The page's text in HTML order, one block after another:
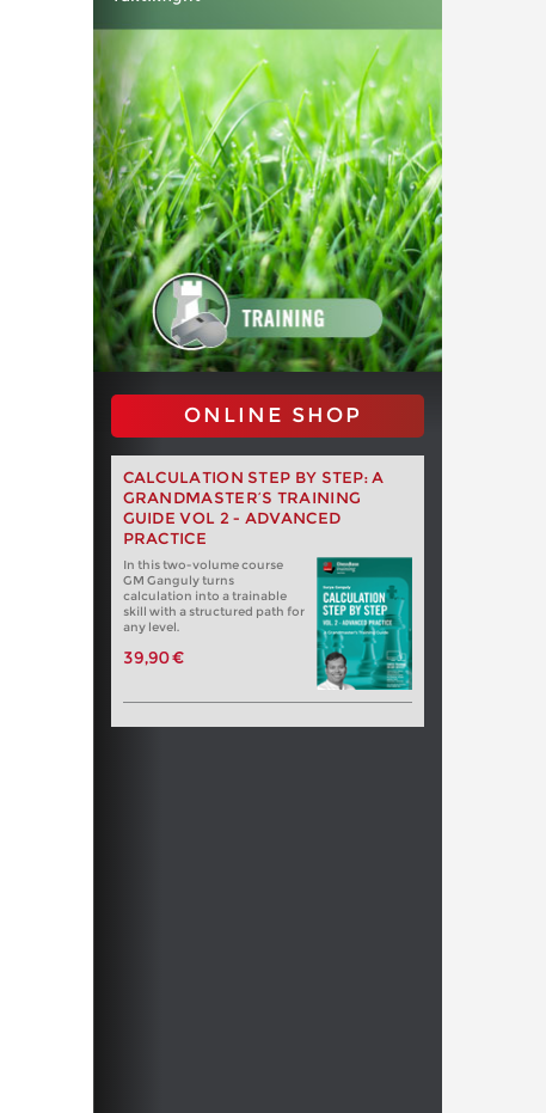
ONLINE SHOP
CALCULATION STEP BY STEP: A
GRANDMASTER’S TRAINING
GUIDE VOL 2 - ADVANCED
PRACTICE
In this two-volume course
GM Ganguly turns
calculation into a trainable
skill with a structured path for
any level.
39,90 €